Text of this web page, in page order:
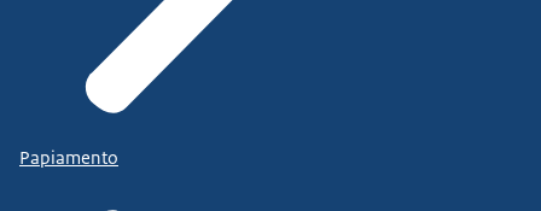
Papiamento